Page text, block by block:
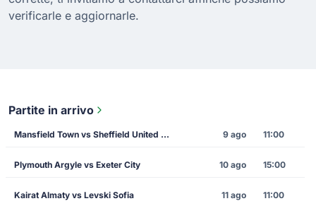
verificarle e aggiornarle.
Partite in arrivo
Mansfield Town vs Sheffield United FC 9 ago 11:00
Plymouth Argyle vs Exeter City 10 ago 15:00
Kairat Almaty vs Levski Sofia 11 ago 11:00